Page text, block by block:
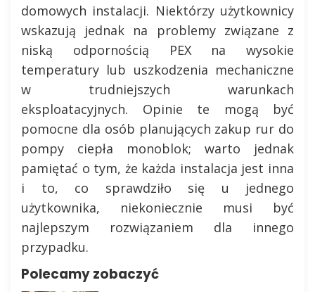
domowych instalacji. Niektórzy użytkownicy
wskazują jednak na problemy związane z
niską odpornością PEX na wysokie
temperatury lub uszkodzenia mechaniczne
w trudniejszych warunkach
eksploatacyjnych. Opinie te mogą być
pomocne dla osób planujących zakup rur do
pompy ciepła monoblok; warto jednak
pamiętać o tym, że każda instalacja jest inna
i to, co sprawdziło się u jednego
użytkownika, niekoniecznie musi być
najlepszym rozwiązaniem dla innego
przypadku.
Polecamy zobaczyć